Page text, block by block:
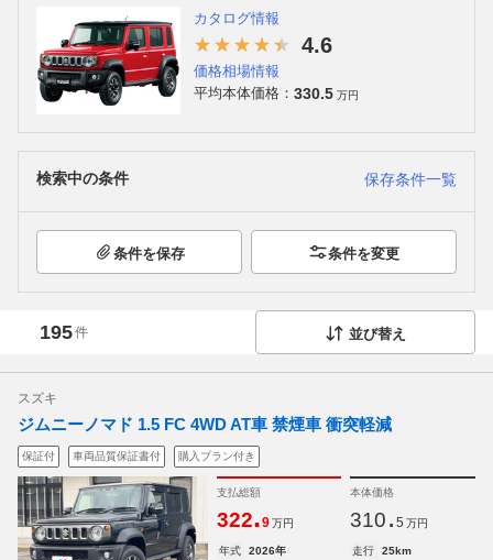
カタログ情報
4.6
価格相場情報
平均本体価格： 330.5 万円
検索中の条件 保存条件一覧
条件を保存 条件を変更
195件 並び替え
スズキ
ジムニーノマド 1.5 FC 4WD AT車 禁煙車 衝突軽減
保証付 車両品質保証書付 購入プラン付き
支払総額
322.9 万円
本体価格
310. 5 万円
年式 2026年 走行
25km